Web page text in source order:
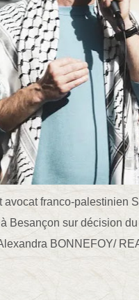
avocat franco-palestinien
Besançon sur décision du
BONNEFOY/